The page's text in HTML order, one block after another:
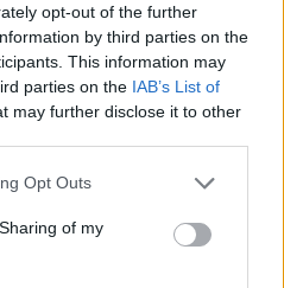
opt-out of the further
by third parties on the
This information may
parties on the IAB’s List of
may further disclose it to other
app uses one or more Google
behaviour. You may click to
and its third-party tags to
purposes in below Google
Opt Outs
of my